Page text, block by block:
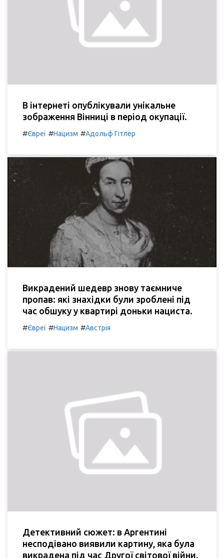
В інтернеті опублікували унікальне
зображення Вінниці в період окупації.
#Євреї #Нацизм #Адольф Гітлер
Викрадений шедевр знову таємниче
пропав: які знахідки були зроблені під
час обшуку у квартирі доньки нациста.
#Євреї #Нацизм #Австрія
Детективний сюжет: в Аргентині
несподівано виявили картину, яка була
викрадена під час Другої світової війни.